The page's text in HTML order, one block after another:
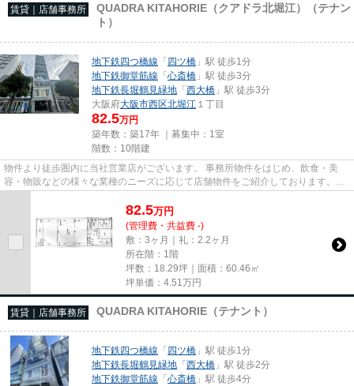
賃貸｜店舗事務所
QUADRA KITAHORIE（クアドラ北堀江）（テナン
ト）
地下鉄四つ橋線 「四ツ橋 」駅 徒歩1分
地下鉄御堂筋線 「心斎橋 」駅 徒歩3分
地下鉄長堀鶴見緑地 「西大橋 」駅 徒歩3分
大阪府大阪市西区北堀江 １丁目
82.5万円
築年数：築17年 ｜募集中： 1室
階数：10階建
物件より徒歩圏内に当社営業店がございます。 事務所物件をはじめ、飲食・美
容・物販などの様々な業種のニーズに応じて店舗物件をご紹介しております。
尚、弊社ではおとり広告は一切...
82.5万円
(管理費・共益費 -)
敷：3ヶ月｜礼：2.2ヶ月
所在階：1階
坪数：18.29坪｜面積：60.46㎡
坪単価： 4.51 万円
賃貸｜店舗事務所 QUADRA KITAHORIE（テナント）
地下鉄四つ橋線 「四ツ橋 」駅 徒歩1分
地下鉄長堀鶴見緑地 「西大橋 」駅 徒歩2分
地下鉄御堂筋線 「心斎橋 」駅 徒歩4分